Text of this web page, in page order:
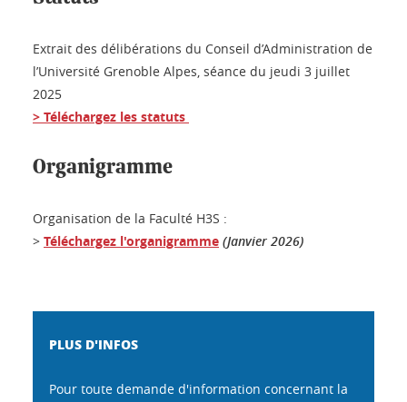
Extrait des délibérations du Conseil d’Administration de
l’Université Grenoble Alpes, séance du jeudi 3 juillet
2025
> Téléchargez les statuts
Organigramme
Organisation de la Faculté H3S :
> Téléchargez l'organigramme (Janvier 2026)
PLUS D'INFOS
Pour toute demande d'information concernant la